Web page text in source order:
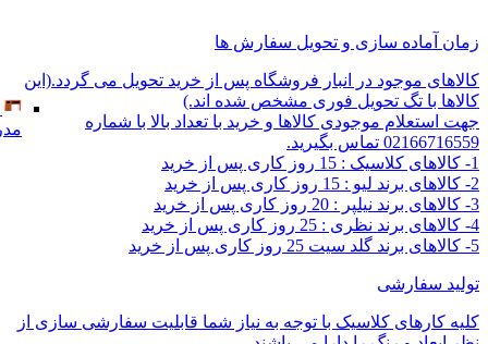
زمان آماده سازی و تحویل سفارش ها
کالاهای موجود در انبار فروشگاه پس از خرید تحویل می گردد.(این
کالاها با تگ تحویل فوری مشخص شده اند.)
جهت استعلام موجودی کالاها و خرید با تعداد بالا با شماره
02166716559 تماس بگیرید.
1- کالاهای کلاسیک : 15 روز کاری پس از خرید
2- کالاهای برند لیو : 15 روز کاری پس از خرید
3- کالاهای برند نیلپر : 20 روز کاری پس از خرید
4- کالاهای برند نظری : 25 روز کاری پس از خرید
5- کالاهای برند گلد سیت 25 روز کاری پس از خرید
تولید سفارشی
کلیه کارهای کلاسیک با توجه به نیاز شما قابلیت سفارشی سازی از